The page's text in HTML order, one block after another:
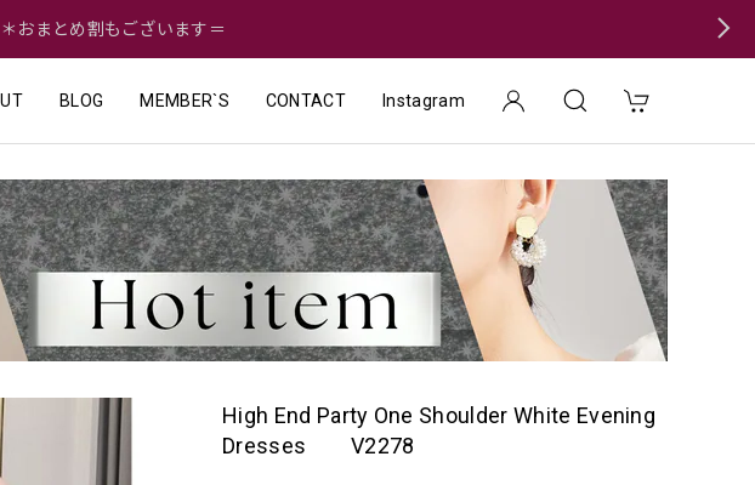
おまとめ割もございます＝
BLOG MEMBER`S CONTACT Instagram
High End Party One Shoulder White Evening
Dresses V2278